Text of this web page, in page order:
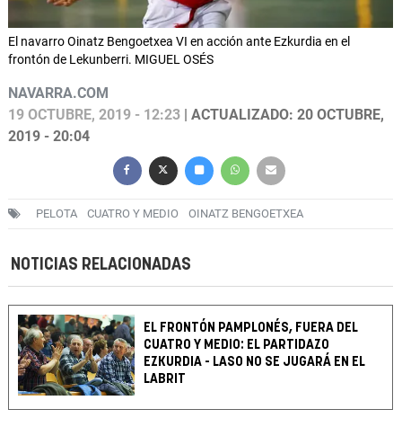
El navarro Oinatz Bengoetxea VI en acción ante Ezkurdia en el
frontón de Lekunberri. MIGUEL OSÉS
NAVARRA.COM
19 OCTUBRE, 2019 - 12:23 | ACTUALIZADO: 20 OCTUBRE,
2019 - 20:04
PELOTA CUATRO Y MEDIO OINATZ BENGOETXEA
NOTICIAS RELACIONADAS
EL FRONTÓN PAMPLONÉS, FUERA DEL
CUATRO Y MEDIO: EL PARTIDAZO
EZKURDIA - LASO NO SE JUGARÁ EN EL
LABRIT